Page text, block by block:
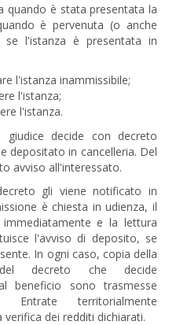
quando è stata presentata la
è pervenuta (o anche
se l'istanza è presentata in
l'istanza inammissibile;
l'istanza;
l'istanza.
giudice decide con decreto
depositato in cancelleria. Del
avviso all'interessato.
gli viene notificato in
è chiesta in udienza, il
immediatamente e la lettura
l'avviso di deposito, se
In ogni caso, copia della
decreto che decide
beneficio sono trasmesse
Entrate territorialmente
dei redditi dichiarati.